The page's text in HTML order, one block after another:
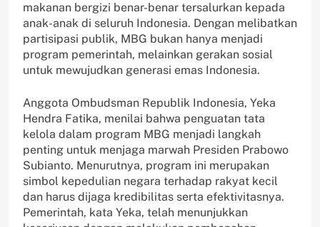
makanan bergizi benar-benar tersalurkan kepada
anak-anak di seluruh Indonesia. Dengan melibatkan
partisipasi publik, MBG bukan hanya menjadi
program pemerintah, melainkan gerakan sosial
untuk mewujudkan generasi emas Indonesia.
Anggota Ombudsman Republik Indonesia, Yeka
Hendra Fatika, menilai bahwa penguatan tata
kelola dalam program MBG menjadi langkah
penting untuk menjaga marwah Presiden Prabowo
Subianto. Menurutnya, program ini merupakan
simbol kepedulian negara terhadap rakyat kecil
dan harus dijaga kredibilitas serta efektivitasnya.
Pemerintah, kata Yeka, telah menunjukkan